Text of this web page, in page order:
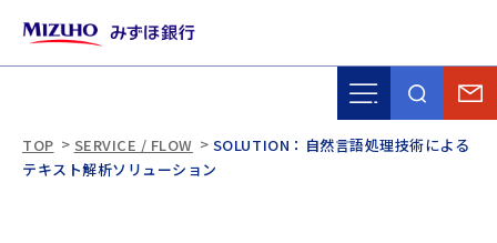
TOP SERVICE / FLOW
SOLUTION：自然言語処理技術による
テキスト解析ソリューション